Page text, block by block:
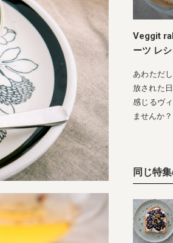
Veggit
ーツ レ
あわただ
放された
感じるヴ
ませんか？
同じ特